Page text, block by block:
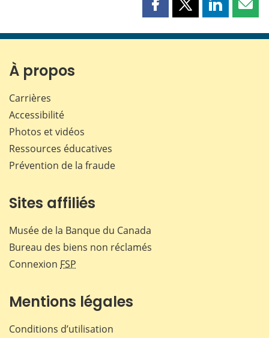
Partager
page
Partager
page
Partager
page page
À propos
Carrières
Accessibilité
Photos et vidéos
Ressources éducatives
Prévention de la fraude
Sites affiliés
Musée de la Banque du Canada
Bureau des biens non réclamés
Connexion FSP
Mentions légales
Conditions d’utilisation